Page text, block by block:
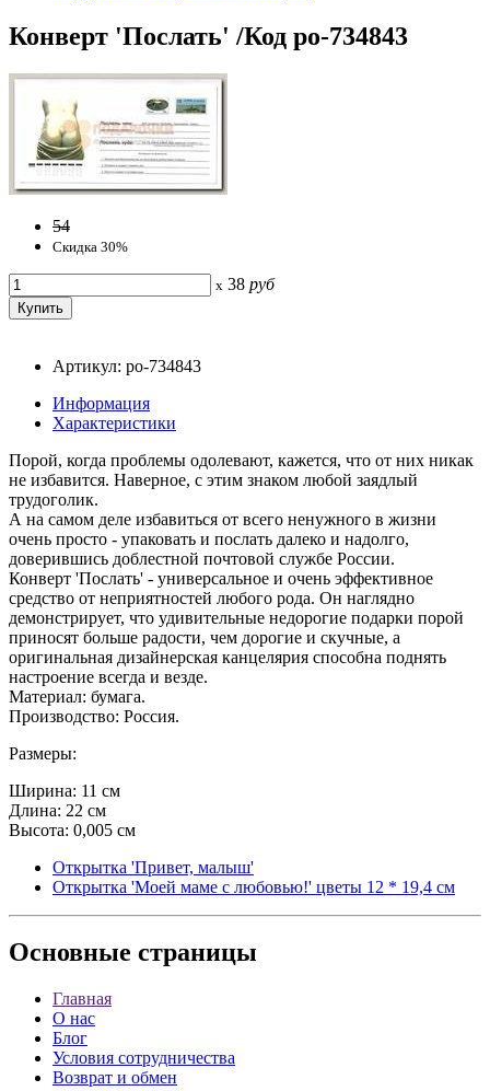
Конверт 'Послать' /Код po-734843
54
Скидка 30%
x 38 руб
Артикул: po-734843
Информация
Характеристики
Порой, когда проблемы одолевают, кажется, что от них никак
не избавится. Наверное, с этим знаком любой заядлый
трудоголик.
А на самом деле избавиться от всего ненужного в жизни
очень просто - упаковать и послать далеко и надолго,
доверившись доблестной почтовой службе России.
Конверт 'Послать' - универсальное и очень эффективное
средство от неприятностей любого рода. Он наглядно
демонстрирует, что удивительные недорогие подарки порой
приносят больше радости, чем дорогие и скучные, а
оригинальная дизайнерская канцелярия способна поднять
настроение всегда и везде.
Материал: бумага.
Производство: Россия.
Размеры:
Ширина: 11 см
Длина: 22 см
Высота: 0,005 см
Открытка 'Привет, малыш'
Открытка 'Моей маме с любовью!' цветы 12 * 19,4 см
Основные страницы
Главная
О нас
Блог
Условия сотрудничества
Возврат и обмен